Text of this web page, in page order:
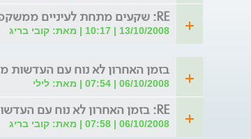
RE: שקעים מתחת לעיניים ממשקפיים
13/10/2008 | 10:17 | מאת: קובי בריג
בזמן האחרון לא נוח עם העדשות
06/10/2008 | 07:54 | מאת: לילי
RE: בזמן האחרון לא נוח עם העדשות מגע
06/10/2008 | 07:58 | מאת: קובי בריג